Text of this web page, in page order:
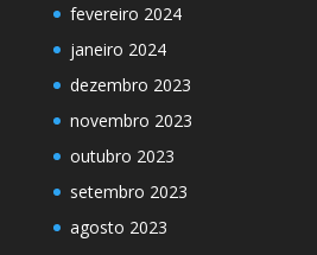
fevereiro 2024
janeiro 2024
dezembro 2023
novembro 2023
outubro 2023
setembro 2023
agosto 2023